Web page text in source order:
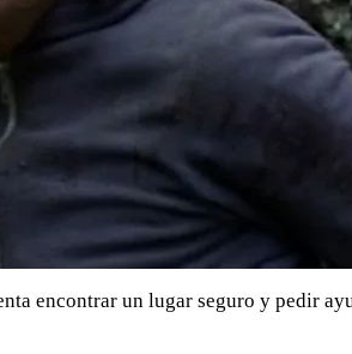
encontrar un lugar seguro y pedir